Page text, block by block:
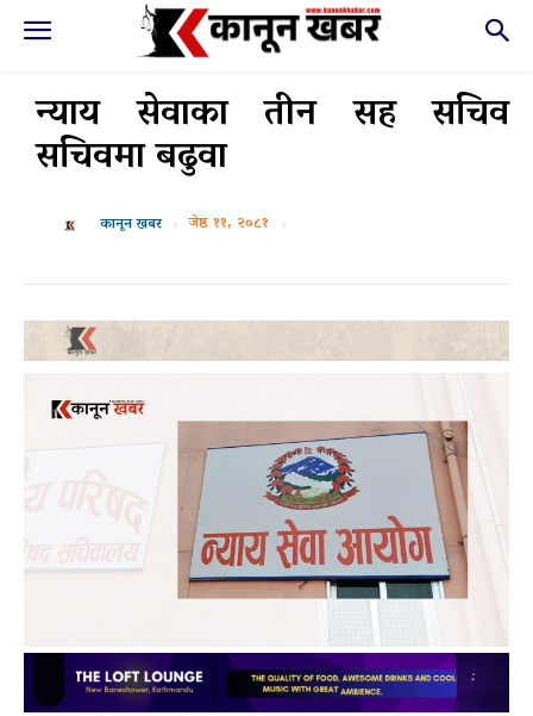
न्याय सेवाका तीन सह सचिव
सचिवमा बढुवा
कानून खबर जेष्ठ ११, २०८१